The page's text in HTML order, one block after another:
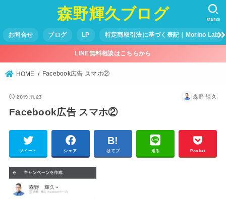
森野輝久ブログ
お問合せ ブログ LP 特定商取引法に基づく表記｜Morino Lab
SEARCH
LINE無料相談はこちらから
HOME Facebook広告 スマホ②
2019.11.23 森野 輝久
Facebook広告 スマホ②
ツイート シェア はてブ 送る Pocket